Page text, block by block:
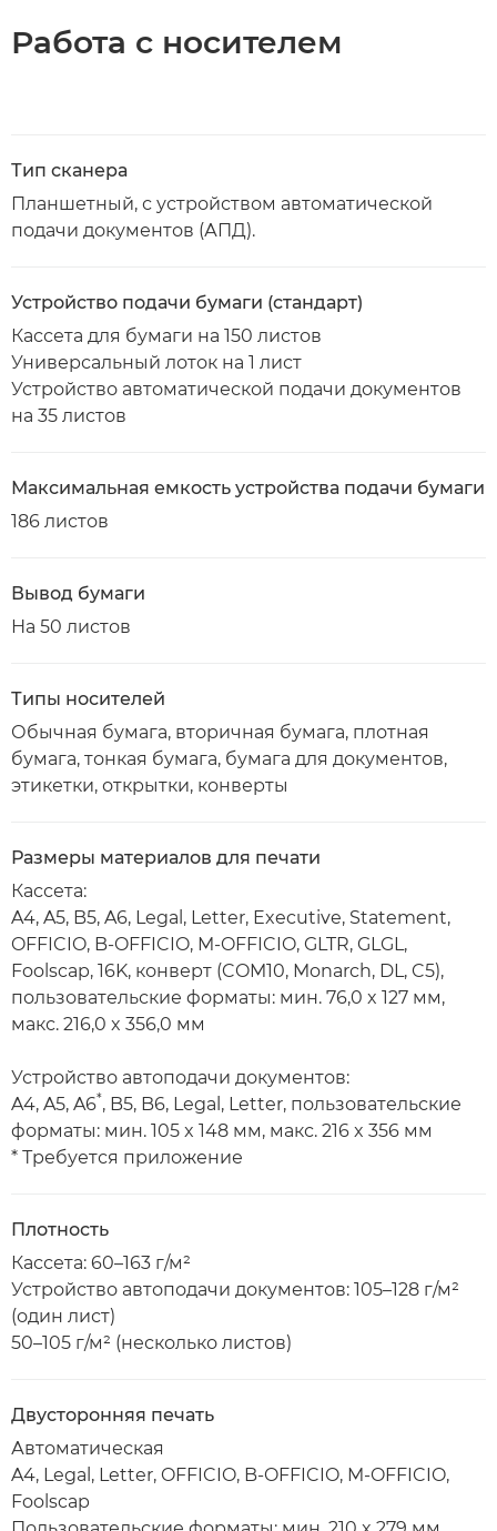
Работа с носителем
Тип сканера
Планшетный, с устройством автоматической
подачи документов (АПД).
Устройство подачи бумаги (стандарт)
Кассета для бумаги на 150 листов
Универсальный лоток на 1 лист
Устройство автоматической подачи документов
на 35 листов
Максимальная емкость устройства подачи бумаги
186 листов
Вывод бумаги
На 50 листов
Типы носителей
Обычная бумага, вторичная бумага, плотная
бумага, тонкая бумага, бумага для документов,
этикетки, открытки, конверты
Размеры материалов для печати
Кассета:
A4, A5, B5, A6, Legal, Letter, Executive, Statement,
OFFICIO, B-OFFICIO, M-OFFICIO, GLTR, GLGL,
Foolscap, 16K, конверт (COM10, Monarch, DL, C5),
пользовательские форматы: мин. 76,0 x 127 мм,
макс. 216,0 x 356,0 мм
Устройство автоподачи документов:
A4, A5, A6*, B5, B6, Legal, Letter, пользовательские
форматы: мин. 105 x 148 мм, макс. 216 x 356 мм
* Требуется приложение
Плотность
Кассета: 60–163 г/м²
Устройство автоподачи документов: 105–128 г/м²
(один лист)
50–105 г/м² (несколько листов)
Двусторонняя печать
Автоматическая
A4, Legal, Letter, OFFICIO, B-OFFICIO, M-OFFICIO,
Foolscap